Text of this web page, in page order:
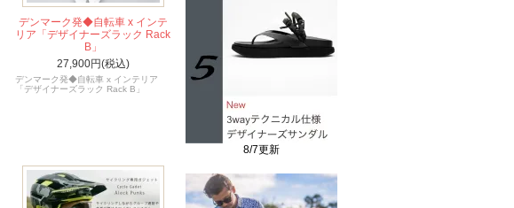
デンマーク発◆自転車 x インテ
リア「デザイナーズラック Rack
B」
27,900円(税込)
デンマーク発◆自転車 x インテリア
「デザイナーズラック Rack B」
8/7更新